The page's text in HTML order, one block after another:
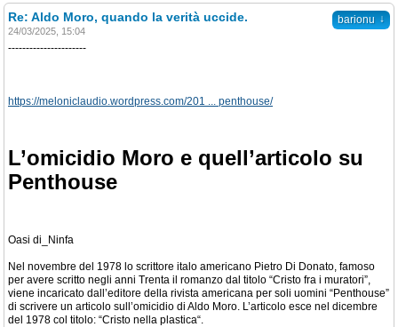
barionu ↓
Re: Aldo Moro, quando la verità uccide.
24/03/2025, 15:04
----------------------
https://meloniclaudio.wordpress.com/201 ... penthouse/
L’omicidio Moro e quell’articolo su
Penthouse
Oasi di_Ninfa
Nel novembre del 1978 lo scrittore italo americano Pietro Di Donato, famoso
per avere scritto negli anni Trenta il romanzo dal titolo “Cristo fra i muratori”,
viene incaricato dall’editore della rivista americana per soli uomini “Penthouse”
di scrivere un articolo sull’omicidio di Aldo Moro. L’articolo esce nel dicembre
del 1978 col titolo: “Cristo nella plastica“.